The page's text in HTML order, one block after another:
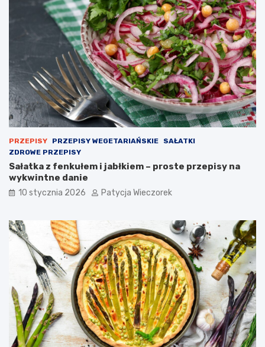
PRZEPISY PRZEPISY WEGETARIAŃSKIE
SAŁATKI
ZDROWE PRZEPISY
Sałatka z fenkułem i jabłkiem – proste przepisy na
wykwintne danie
10 stycznia 2026 Patycja Wieczorek